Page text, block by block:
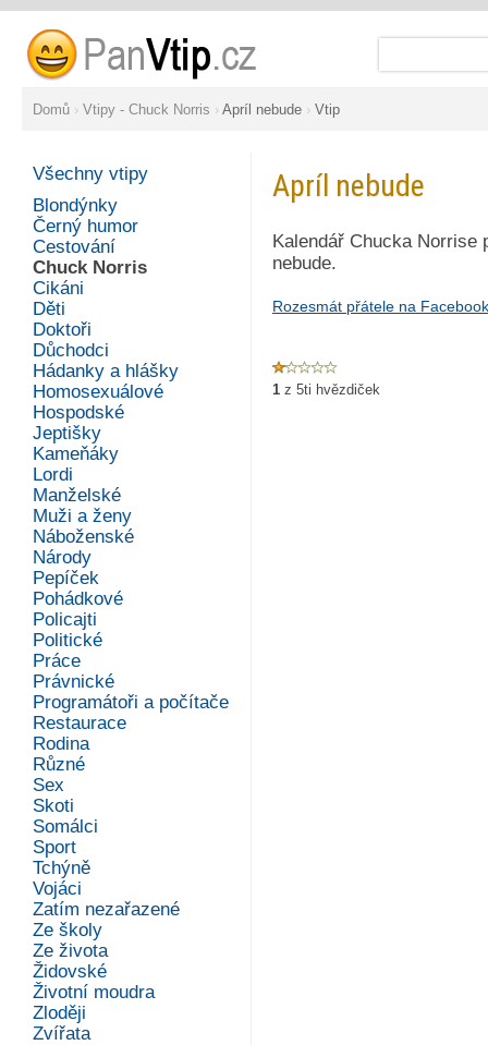
Domů › Vtipy - Chuck Norris › Apríl nebude › Vtip
Všechny vtipy
Blondýnky
Černý humor
Cestování
Chuck Norris
Cikáni
Děti
Doktoři
Důchodci
Hádanky a hlášky
Homosexuálové
Hospodské
Jeptišky
Kameňáky
Lordi
Manželské
Muži a ženy
Náboženské
Národy
Pepíček
Pohádkové
Policajti
Politické
Práce
Právnické
Programátoři a počítače
Restaurace
Rodina
Různé
Sex
Skoti
Somálci
Sport
Tchýně
Vojáci
Zatím nezařazené
Ze školy
Ze života
Židovské
Životní moudra
Zloději
Zvířata
Apríl nebude
Kalendář Chucka Norrise
nebude.
Rozesmát přátele na
1 z 5ti hvězdiček